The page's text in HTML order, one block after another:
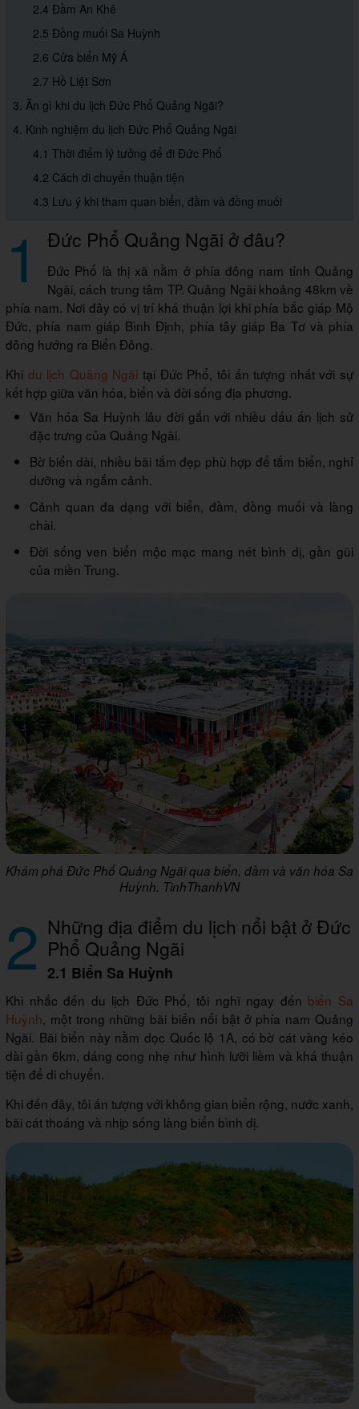
2.4 Đầm An Khê
2.5 Đồng muối Sa Huỳnh
2.6 Cửa biển Mỹ Á
2.7 Hồ Liệt Sơn
3. Ăn gì khi du lịch Đức Phổ Quảng Ngãi?
4. Kinh nghiệm du lịch Đức Phổ Quảng Ngãi
4.1 Thời điểm lý tưởng để đi Đức Phổ
4.2 Cách di chuyển thuận tiện
4.3 Lưu ý khi tham quan biển, đầm và đồng muối
1 Đức Phổ Quảng Ngãi ở đâu?
Đức Phổ là thị xã nằm ở phía đông nam tỉnh Quảng
Ngãi, cách trung tâm TP. Quảng Ngãi khoảng 48km về
phía nam. Nơi đây có vị trí khá thuận lợi khi phía bắc giáp Mộ
Đức, phía nam giáp Bình Định, phía tây giáp Ba Tơ và phía
đông hướng ra Biển Đông.
Khi du lịch Quãng Ngãi tại Đức Phổ, tôi ấn tượng nhất với sự
kết hợp giữa văn hóa, biển và đời sống địa phương.
Văn hóa Sa Huỳnh lâu đời gắn với nhiều dấu ấn lịch sử
đặc trưng của Quảng Ngãi.
Bờ biển dài, nhiều bãi tắm đẹp phù hợp để tắm biển, nghỉ
dưỡng và ngắm cảnh.
Cảnh quan đa dạng với biển, đầm, đồng muối và làng
chài.
Đời sống ven biển mộc mạc mang nét bình dị, gần gũi
của miền Trung.
Khám phá Đức Phổ Quảng Ngãi qua biển, đầm và văn hóa Sa
Huỳnh. TinhThanhVN
2 Những địa điểm du lịch nổi bật ở Đức
Phổ Quảng Ngãi
2.1 Biển Sa Huỳnh
Khi nhắc đến du lịch Đức Phổ, tôi nghĩ ngay đến biển Sa
Huỳnh, một trong những bãi biển nổi bật ở phía nam Quảng
Ngãi. Bãi biển này nằm dọc Quốc lộ 1A, có bờ cát vàng kéo
dài gần 6km, dáng cong nhẹ như hình lưỡi liềm và khá thuận
tiện để di chuyển.
Khi đến đây, tôi ấn tượng với không gian biển rộng, nước xanh,
bãi cát thoáng và nhịp sống làng biển bình dị.